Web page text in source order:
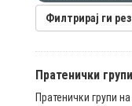
Филтрирај ги
Пратенички
Пратенички групи